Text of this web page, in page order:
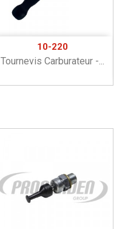
10-220
Tournevis Carburateur -...